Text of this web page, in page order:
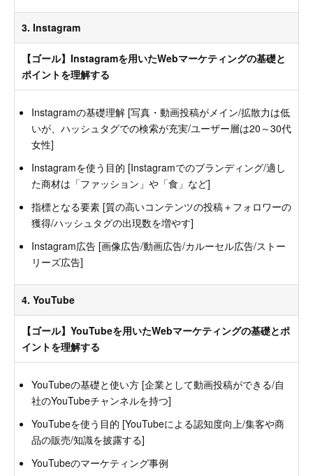
3. Instagram
【ゴール】Instagramを用いたWebマーケティングの基礎と
ポイントを理解する
Instagramの基礎理解 [写真・動画投稿がメイン/拡散力は低
いが、ハッシュタグでの検索が充実/ユーザー層は20～30代
女性]
Instagramを使う目的 [Instagramでのブランディング/適し
た商材は「ファッション」や「食」など]
指標となる要素 [質の高いコンテンツの投稿＋フォロワーの
獲得/ハッシュタグの出現数を増やす]
Instagram広告 [画像広告/動画広告/カルーセル広告/ストー
リーズ広告]
4. YouTube
【ゴール】YouTubeを用いたWebマーケティングの基礎とポ
イントを理解する
YouTubeの基礎と使い方 [企業として動画投稿ができる/自
社のYouTubeチャンネルを持つ]
YouTubeを使う目的 [YouTubeによる認知度向上/集客や商
品の販売/知識を披露する]
YouTubeのマーケティング事例